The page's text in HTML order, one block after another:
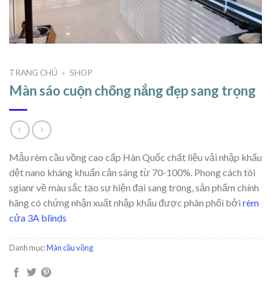
TRANG CHỦ » SHOP
Màn sáo cuộn chống nắng đẹp sang trọng
Mẫu rèm cầu vồng cao cấp Hàn Quốc chất liệu vải nhập khẩu
dệt nano kháng khuẩn cản sáng từ 70-100%. Phong cách tôi
sgianr về màu sắc tạo sự hiện đại sang trọng, sản phẩm chính
hãng có chứng nhận xuất nhập khẩu được phân phối bởi rèm
cửa 3A blinds
Danh mục:Màn cầu vồng